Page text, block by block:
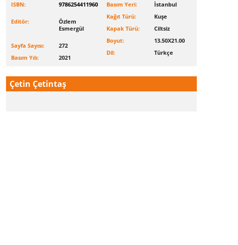
ISBN: 9786254411960
Editör:
Özlem
Esmergül
Sayfa Sayısı:
272
Basım Yılı:
2021
Basım Yeri:
İstanbul
Kağıt Türü:
Kuşe
Kapak Türü:
Ciltsiz
Boyut:
13.50X21.00
Dil:
Türkçe
Çetin Çetintaş